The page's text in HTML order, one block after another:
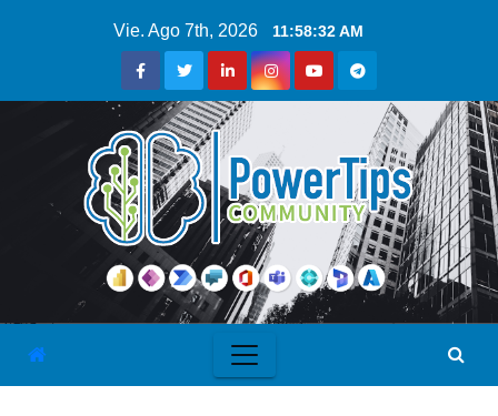
Vie. Ago 7th, 2026 11:58:33 AM